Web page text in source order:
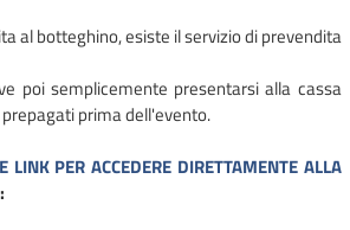
al botteghino, esiste il servizio di prevendita
poi semplicemente presentarsi alla cassa
prima dell'evento.
LINK PER ACCEDERE DIRETTAMENTE ALLA
: